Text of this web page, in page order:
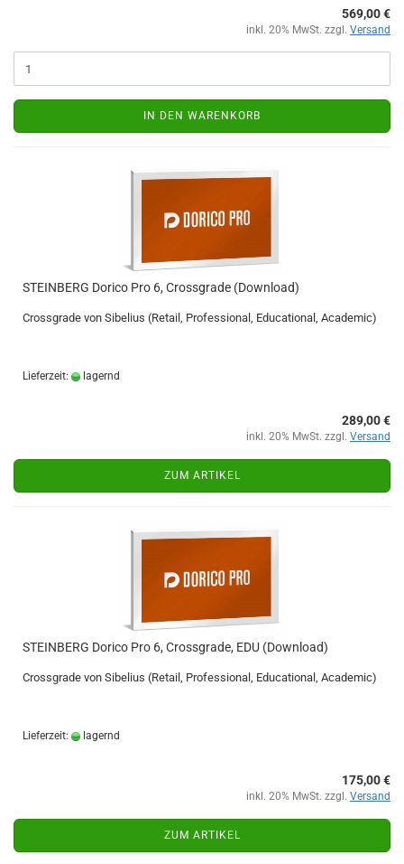
569,00 €
inkl. 20% MwSt. zzgl. Versand
IN DEN WARENKORB
STEINBERG Dorico Pro 6, Crossgrade (Download)
Crossgrade von Sibelius (Retail, Professional, Educational, Academic)
Lieferzeit: lagernd
289,00 €
inkl. 20% MwSt. zzgl. Versand
ZUM ARTIKEL
STEINBERG Dorico Pro 6, Crossgrade, EDU (Download)
Crossgrade von Sibelius (Retail, Professional, Educational, Academic)
Lieferzeit: lagernd
175,00 €
inkl. 20% MwSt. zzgl. Versand
ZUM ARTIKEL